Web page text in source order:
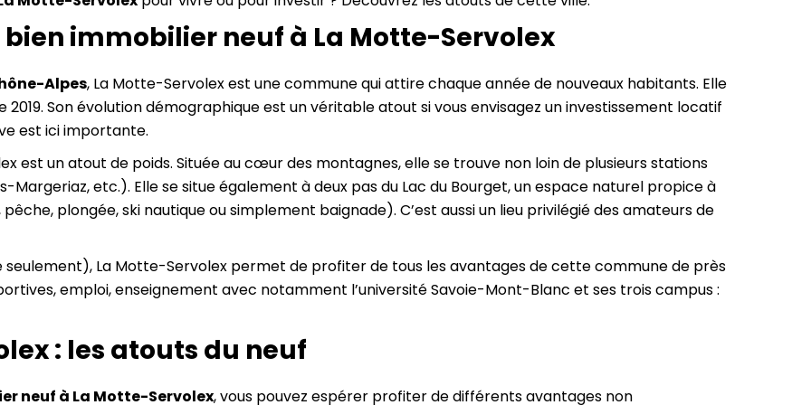
bien immobilier neuf à La Motte-Servolex
Alpes, La Motte-Servolex est une commune qui attire chaque année de nouveaux habitants. Elle
Son évolution démographique est un véritable atout si vous envisagez un investissement locatif
est ici importante.
est un atout de poids. Située au cœur des montagnes, elle se trouve non loin de plusieurs stations
etc.). Elle se situe également à deux pas du Lac du Bourget, un espace naturel propice à
plongée, ski nautique ou simplement baignade). C’est aussi un lieu privilégié des amateurs de
seulement), La Motte-Servolex permet de profiter de tous les avantages de cette commune de près
emploi, enseignement avec notamment l’université Savoie-Mont-Blanc et ses trois campus :
: les atouts du neuf
neuf à La Motte-Servolex, vous pouvez espérer profiter de différents avantages non